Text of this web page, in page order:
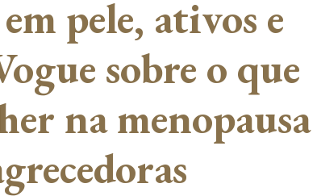
pele, ativos e
sobre o que
na menopausa